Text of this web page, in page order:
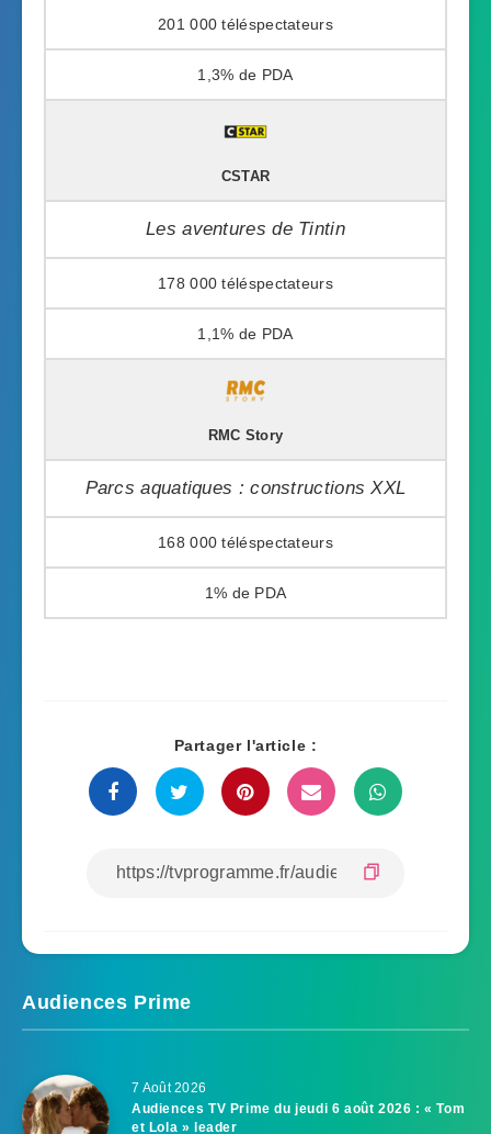
201 000
1,3%
CSTAR
Les aventures de Tintin
178 000
1,1%
RMC Story
Parcs aquatiques : constructions XXL
168 000
1%
Partager l'article :
Audiences Prime
7 Août 2026
Audiences TV Prime du jeudi 6 août 2026 : « Tom
et Lola » leader